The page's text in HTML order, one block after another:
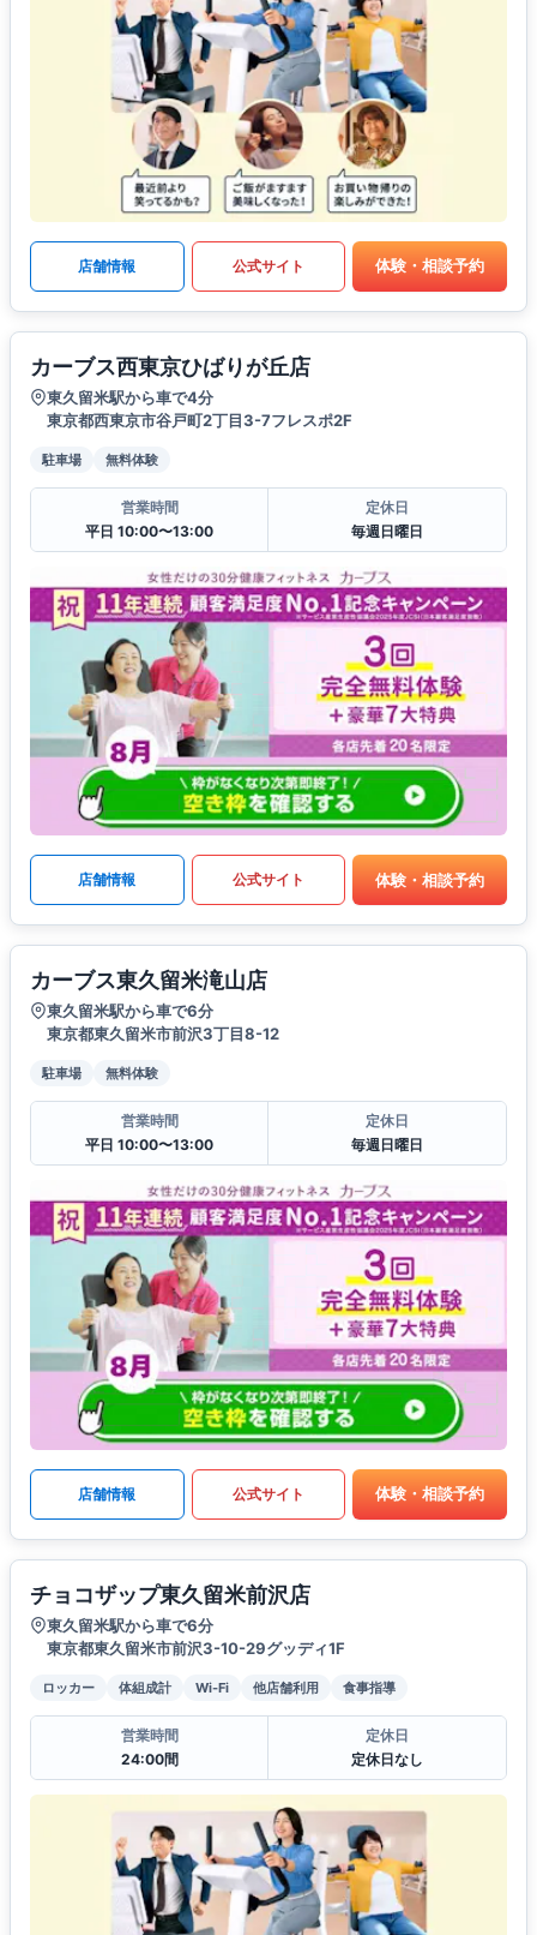
店舗情報 公式サイト 体験・相談予約
カーブス西東京ひばりが丘店
東久留米駅から車で4分
東京都西東京市谷戸町2丁目3-7フレスポ2F
駐車場 無料体験
営業時間
平日 10:00〜13:00
定休日
毎週日曜日
店舗情報 公式サイト 体験・相談予約
カーブス東久留米滝山店
東久留米駅から車で6分
東京都東久留米市前沢3丁目8-12
駐車場 無料体験
営業時間
平日 10:00〜13:00
定休日
毎週日曜日
店舗情報 公式サイト 体験・相談予約
チョコザップ東久留米前沢店
東久留米駅から車で6分
東京都東久留米市前沢3-10-29グッディ1F
ロッカー 体組成計 Wi-Fi 他店舗利用 食事指導
営業時間
24:00間
定休日
定休日なし